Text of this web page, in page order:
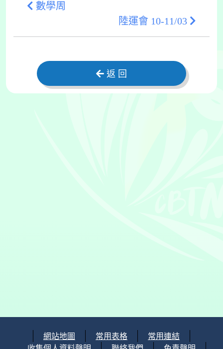
數學周
陸運會 10-11/03
返 回
網站地圖 常用表格
常用連結